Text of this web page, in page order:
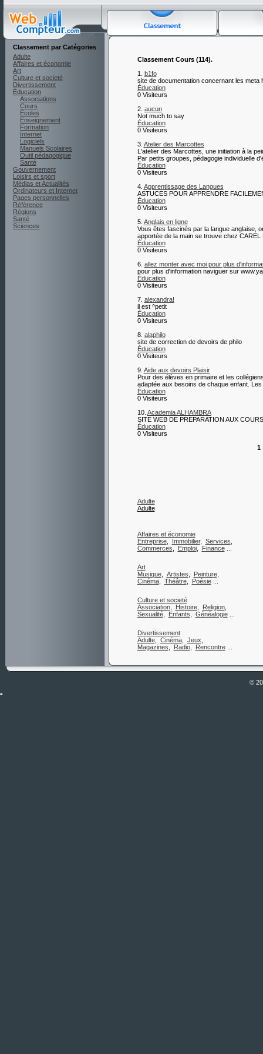
Classement par Catégories
Adulte
Affaires et économie
Art
Culture et societé
Divertissement
Éducation
Associations
Cours
Écoles
Enseignement
Formation
Internet
Logiciels
Manuels Scolaires
Outil pédagogique
Santé
Gouvernement
Loisirs et sport
Médias et Actualités
Ordinateurs et Internet
Pages personnelles
Référence
Régions
Santé
Sciences
Classement Cours (114).
1. b1fo
site de documentation concernant les meta
Éducation
0 Visiteurs
2. aucun
Not much to say
Éducation
0 Visiteurs
3. Atelier des Marcottes
L'atelier des Marcottes, une initiation à la
Par petits groupes, pédagogie individuelle
Éducation
0 Visiteurs
4. Apprentissage des Langues
ASTUCES POUR APPRENDRE
Éducation
0 Visiteurs
5. Anglais en ligne
Vous êtes fascinés par la langue anglaise,
apportée de la main se trouve chez
Éducation
0 Visiteurs
6. allez monter avec moi pour plus
pour plus d'information naviguer sur
Éducation
0 Visiteurs
7. alexandra!
il est ^petit
Éducation
0 Visiteurs
8. alaphilo
site de correction de devoirs de philo
Éducation
0 Visiteurs
9. Aide aux devoirs Plaisir
Pour des élèves en primaire et les
adaptée aux besoins de chaque enfant.
Éducation
0 Visiteurs
10. Academia ALHAMBRA
SITE WEB DE PREPARATION AUX
Éducation
0 Visiteurs
1
Adulte
Adulte
Affaires et économie
Entreprise, Immobilier, Services
Commerces
Emploi, Finance...
Art
Musique, Artistes Peinture,
Cinéma, Théâtre, Poésie...
Culture et societé
Association, Histoire, Religion,
Sexualité, Enfants Généalogie...
Divertissement
Adulte, Cinéma, Jeux
Magazines
Radio, Rencontre...
©